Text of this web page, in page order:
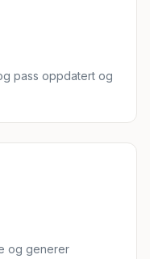
pass oppdatert og
og generer